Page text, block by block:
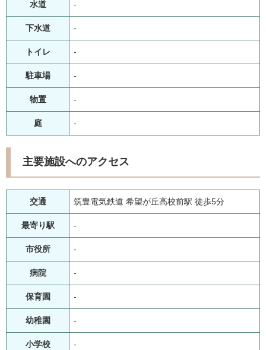
水道 -
下水道 -
トイレ -
駐車場 -
物置 -
庭 -
主要施設へのアクセス
交通 筑豊電気鉄道 希望が丘高校前駅 徒歩5分
最寄り駅 -
市役所 -
病院 -
保育園 -
幼稚園 -
小学校 -